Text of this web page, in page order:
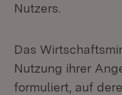
Nutzers.
Das
Nutzung ihrer
formuliert, auf